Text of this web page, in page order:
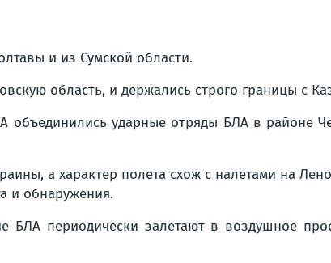
и из Сумской области.
область, и держались строго границы с
ударные отряды БЛА в районе
а характер полета схож с налетами на
и обнаружения.
периодически залетают в воздушное